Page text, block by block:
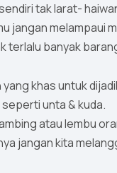
tak larat-
jangan melampaui
terlalu banyak
yang khas untuk
unta & kuda.
atau lembu
jangan kita